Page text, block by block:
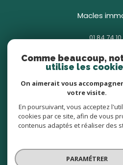
macles
01 84 74
85 avenue
93380
nous
© 2026 | Tous droits réservés |
Comme beaucoup,
utilise les
On aimerait vous
votre visite.
En poursuivant, vous acceptez
cookies par ce site, afin de vous
contenus adaptés et réaliser des
PARAMÉTRER